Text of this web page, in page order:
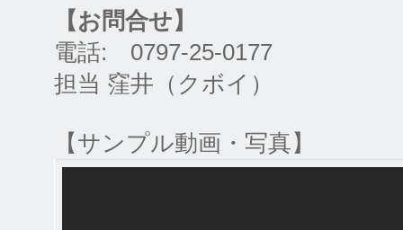
【お問合せ】
電話: 0797-25-0177
担当 窪井（クボイ）
【サンプル動画・写真】